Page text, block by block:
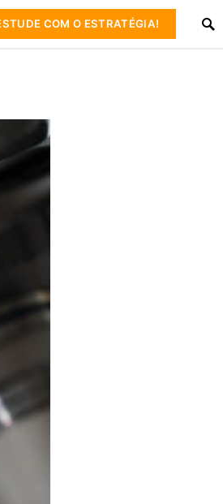
COM O ESTRATÉGIA!